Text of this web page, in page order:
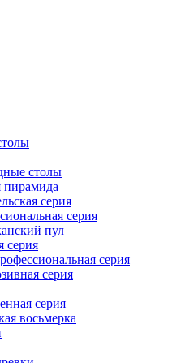
столы
пирамида
серия
серия
пул
серия
серия
серия
серия
восьмерка